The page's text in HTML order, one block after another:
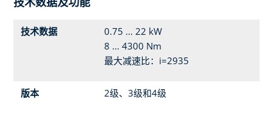
技术数据
0.75 ... 22 kW
8 ... 4300 Nm
最大减速比：i=2935
版本 2级、3级和4级